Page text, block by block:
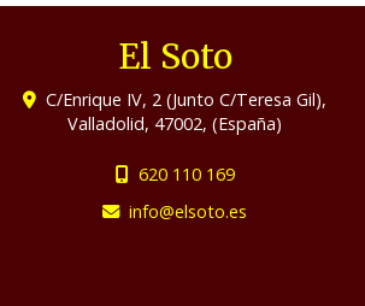
El Soto
C/Enrique IV, 2 (Junto C/Teresa Gil),
Valladolid, 47002,(España)
620 110 169
info
elsoto.es